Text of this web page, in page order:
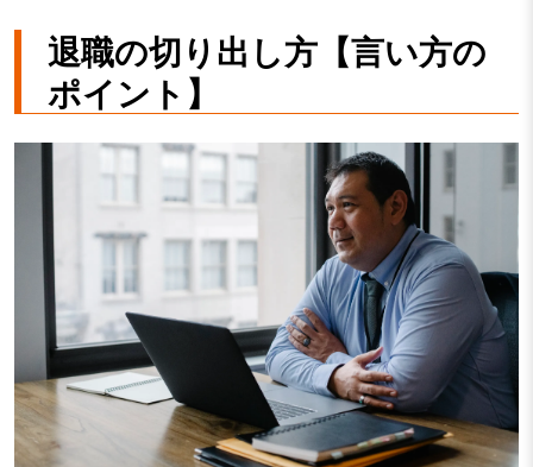
退職の切り出し方【言い方の
ポイント】